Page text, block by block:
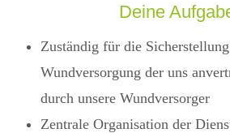
Deine
Zuständig für die
Wundversorgung der uns
durch unsere Wundversorger
Zentrale Organisation der